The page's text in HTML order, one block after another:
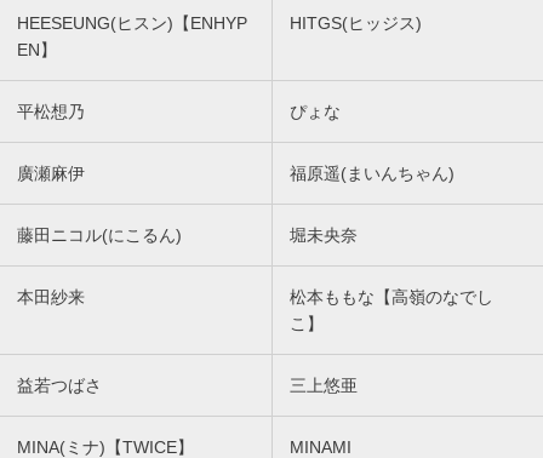
HEESEUNG(ヒスン)【ENHYP
EN】
HITGS(ヒッジス)
平松想乃 ぴょな
廣瀬麻伊 福原遥(まいんちゃん)
藤田ニコル(にこるん) 堀未央奈
本田紗来
松本ももな【高嶺のなでし
こ】
益若つばさ 三上悠亜
MINA(ミナ)【TWICE】 MINAMI